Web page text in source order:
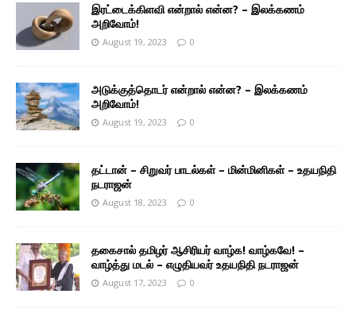
இரட்டைக்கிளவி என்றால் என்ன? – இலக்கணம்
அறிவோம்!
August 19, 2023 0
அடுக்குத்தொடர் என்றால் என்ன? – இலக்கணம்
அறிவோம்!
August 19, 2023 0
தட்டான் – சிறுவர் பாடல்கள் – மின்மினிகள் – உதயநிதி
நடராஜன்
August 18, 2023 0
தகைசால் தமிழர் ஆசிரியர் வாழ்க! வாழ்கவே! –
வாழ்த்து மடல் – எழுதியவர் உதயநிதி நடராஜன்
August 17, 2023 0